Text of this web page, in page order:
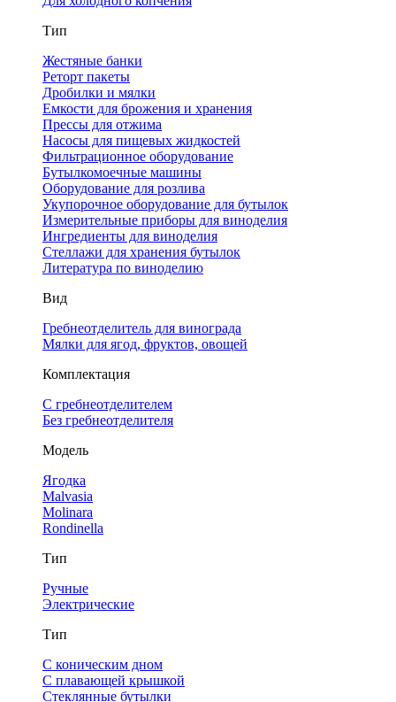
Тип
Жестяные банки
Реторт пакеты
Дробилки и мялки
Емкости для брожения и хранения
Прессы для отжима
Насосы для пищевых жидкостей
Фильтрационное оборудование
Бутылкомоечные машины
Оборудование для розлива
Укупорочное оборудование для бутылок
Измерительные приборы для виноделия
Ингредиенты для виноделия
Стеллажи для хранения бутылок
Литература по виноделию
Вид
Гребнеотделитель для винограда
Мялки для ягод, фруктов, овощей
Комплектация
С гребнеотделителем
Без гребнеотделителя
Модель
Ягодка
Malvasia
Molinara
Rondinella
Тип
Ручные
Электрические
Тип
С коническим дном
С плавающей крышкой
Стеклянные бутылки